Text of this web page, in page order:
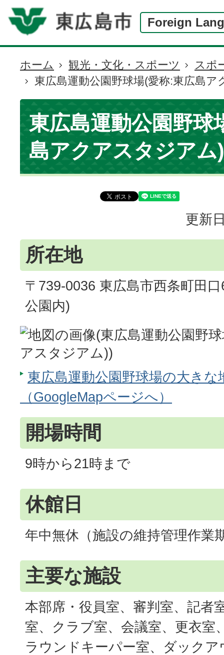
Foreign
現
在
の
位
置
ホーム 観光・文化・スポーツ
スポ
東広島運動公園野球場(愛称:東広島ア
東広島運動公園野球
島アクアスタジアム)
更新
所在地
〒739-0036 東広島市西条町田
公園内)
東広島運動公園野球場の大きな
（GoogleMapページへ）
開場時間
9時から21時まで
休館日
年中無休（施設の維持管理作業
主要な施設
本部席・役員室、審判室、記者
室、クラブ室、会議室、更衣室
ラウンドキーパー室、ダックア